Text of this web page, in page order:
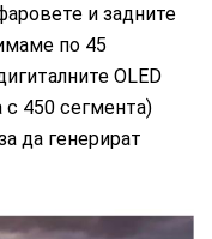
и задните
по 45
OLED
с 450 сегмента)
да генерират